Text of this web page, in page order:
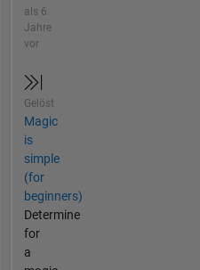
als 6
Jahre
vor
Gelöst
Magic
is
simple
(for
beginners)
Determine
for
a